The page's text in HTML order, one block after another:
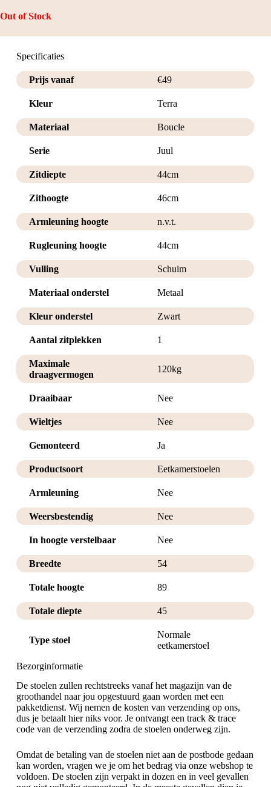
Out of Stock
Specificaties
Prijs vanaf €49
Kleur Terra
Materiaal Boucle
Serie Juul
Zitdiepte 44cm
Zithoogte 46cm
Armleuning hoogte n.v.t.
Rugleuning hoogte 44cm
Vulling Schuim
Materiaal onderstel Metaal
Kleur onderstel Zwart
Aantal zitplekken 1
Maximale
draagvermogen
120kg
Draaibaar Nee
Wieltjes Nee
Gemonteerd Ja
Productsoort Eetkamerstoelen
Armleuning Nee
Weersbestendig Nee
In hoogte verstelbaar Nee
Breedte 54
Totale hoogte 89
Totale diepte 45
Type stoel
Normale
eetkamerstoel
Bezorginformatie
De stoelen zullen rechtstreeks vanaf het magazijn van de
groothandel naar jou opgestuurd gaan worden met een
pakketdienst. Wij nemen de kosten van verzending op ons,
dus je betaalt hier niks voor. Je ontvangt een track & trace
code van de verzending zodra de stoelen onderweg zijn.
Omdat de betaling van de stoelen niet aan de postbode gedaan
kan worden, vragen we je om het bedrag via onze webshop te
voldoen. De stoelen zijn verpakt in dozen en in veel gevallen